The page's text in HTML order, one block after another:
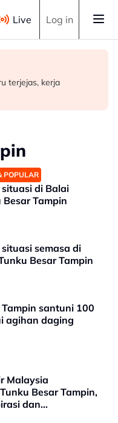
Live Log in
kelulusan
pergi? Tunggu dan
terjejas, kerja
POPULAR
di Balai
Besar Tampin
semasa di
Besar Tampin
santuni 100
agihan daging
Malaysia
Besar Tampin,
dan